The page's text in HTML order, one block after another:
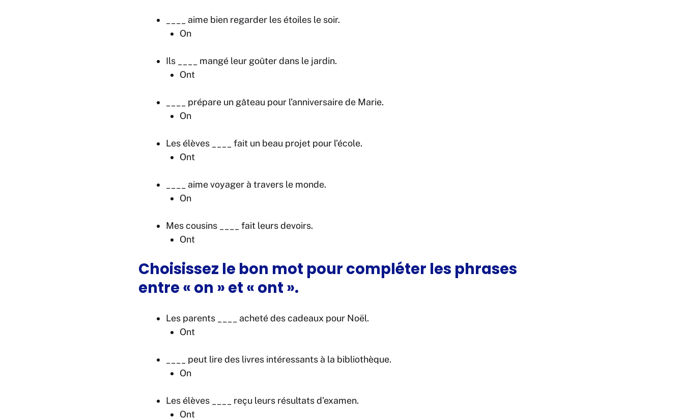
____ aime bien regarder les étoiles le soir.
On
Ils ____ mangé leur goûter dans le jardin.
Ont
____ prépare un gâteau pour l’anniversaire de Marie.
On
Les élèves ____ fait un beau projet pour l’école.
Ont
____ aime voyager à travers le monde.
On
Mes cousins ____ fait leurs devoirs.
Ont
Choisissez le bon mot pour compléter les phrases
entre « on » et « ont ».
Les parents ____ acheté des cadeaux pour Noël.
Ont
____ peut lire des livres intéressants à la bibliothèque.
On
Les élèves ____ reçu leurs résultats d’examen.
Ont